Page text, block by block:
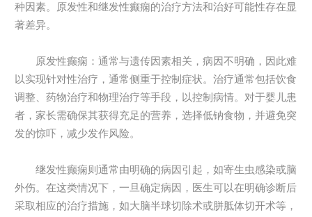
种因素。原发性和继发性癫痫的治疗方法和治好可能性存在显
著差异。
原发性癫痫：通常与遗传因素相关，病因不明确，因此难
以实现针对性治疗，通常侧重于控制症状。治疗通常包括饮食
调整、药物治疗和物理治疗等手段，以控制病情。对于婴儿患
者，家长需确保其获得充足的营养，选择低钠食物，并避免突
发的惊吓，减少发作风险。
继发性癫痫则通常由明确的病因引起，如寄生虫感染或脑
外伤。在这类情况下，一旦确定病因，医生可以在明确诊断后
采取相应的治疗措施，如大脑半球切除术或胼胝体切开术等，